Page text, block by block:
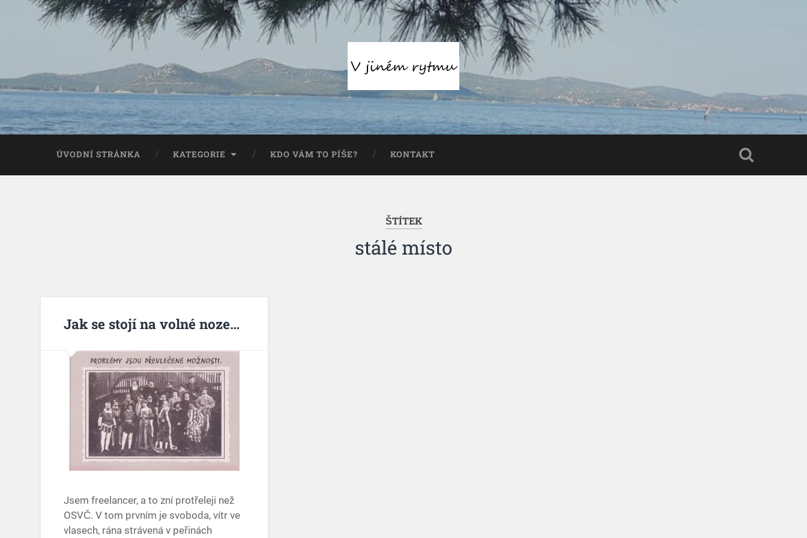
ÚVODNÍ STRÁNKA KATEGORIE KDO VÁM TO PÍŠE? KONTAKT
ŠTÍTEK
stálé místo
Jak se stojí na volné noze…
Jsem freelancer, a to zní protřeleji než
OSVČ. V tom prvním je svoboda, vítr ve
vlasech, rána strávená v peřinách